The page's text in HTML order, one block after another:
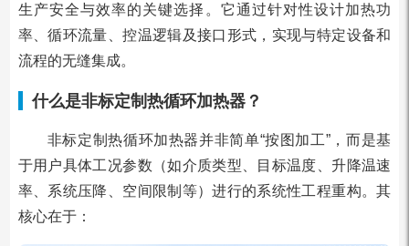
生产安全与效率的关键选择。它通过针对性设计加热功
率、循环流量、控温逻辑及接口形式，实现与特定设备和
流程的无缝集成。
什么是非标定制热循环加热器？
非标定制热循环加热器并非简单“按图加工”，而是基
于用户具体工况参数（如介质类型、目标温度、升降温速
率、系统压降、空间限制等）进行的系统性工程重构。其
核心在于：